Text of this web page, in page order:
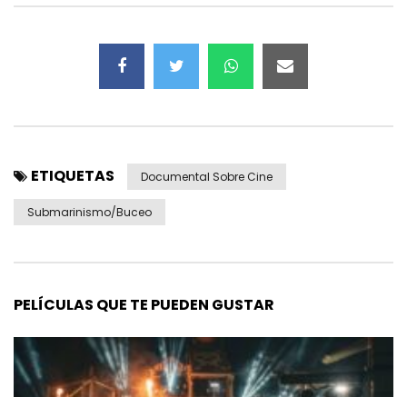
ETIQUETAS Documental Sobre Cine
Submarinismo/Buceo
PELÍCULAS QUE TE PUEDEN GUSTAR